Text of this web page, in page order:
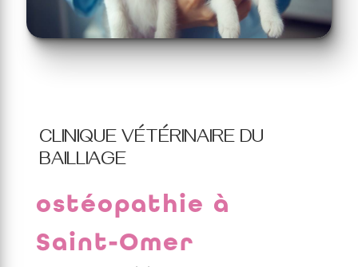
CLINIQUE VÉTÉRINAIRE DU
BAILLIAGE
ostéopathie à
Saint-Omer